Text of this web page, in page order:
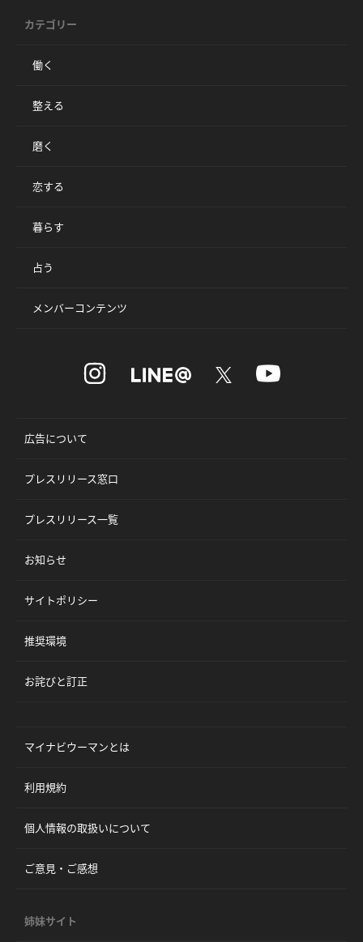
カテゴリー
働く
整える
磨く
恋する
暮らす
占う
メンバーコンテンツ
広告について
プレスリリース窓口
プレスリリース一覧
お知らせ
サイトポリシー
推奨環境
お詫びと訂正
マイナビウーマンとは
利用規約
個人情報の取扱いについて
ご意見・ご感想
姉妹サイト